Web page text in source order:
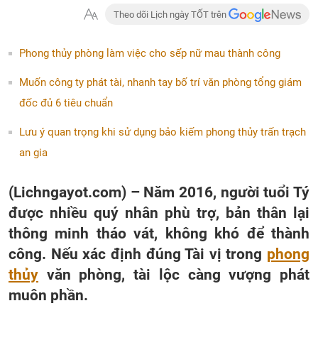
Theo dõi Lịch ngày TỐT trên
Phong thủy phòng làm việc cho sếp nữ mau thành công
Muốn công ty phát tài, nhanh tay bố trí văn phòng tổng giám
đốc đủ 6 tiêu chuẩn
Lưu ý quan trọng khi sử dụng bảo kiếm phong thủy trấn trạch
an gia
(Lichngayot.com) – Năm 2016, người tuổi Tý
được nhiều quý nhân phù trợ, bản thân lại
thông minh tháo vát, không khó để thành
công. Nếu xác định đúng Tài vị trong phong
thủy văn phòng, tài lộc càng vượng phát
muôn phần.